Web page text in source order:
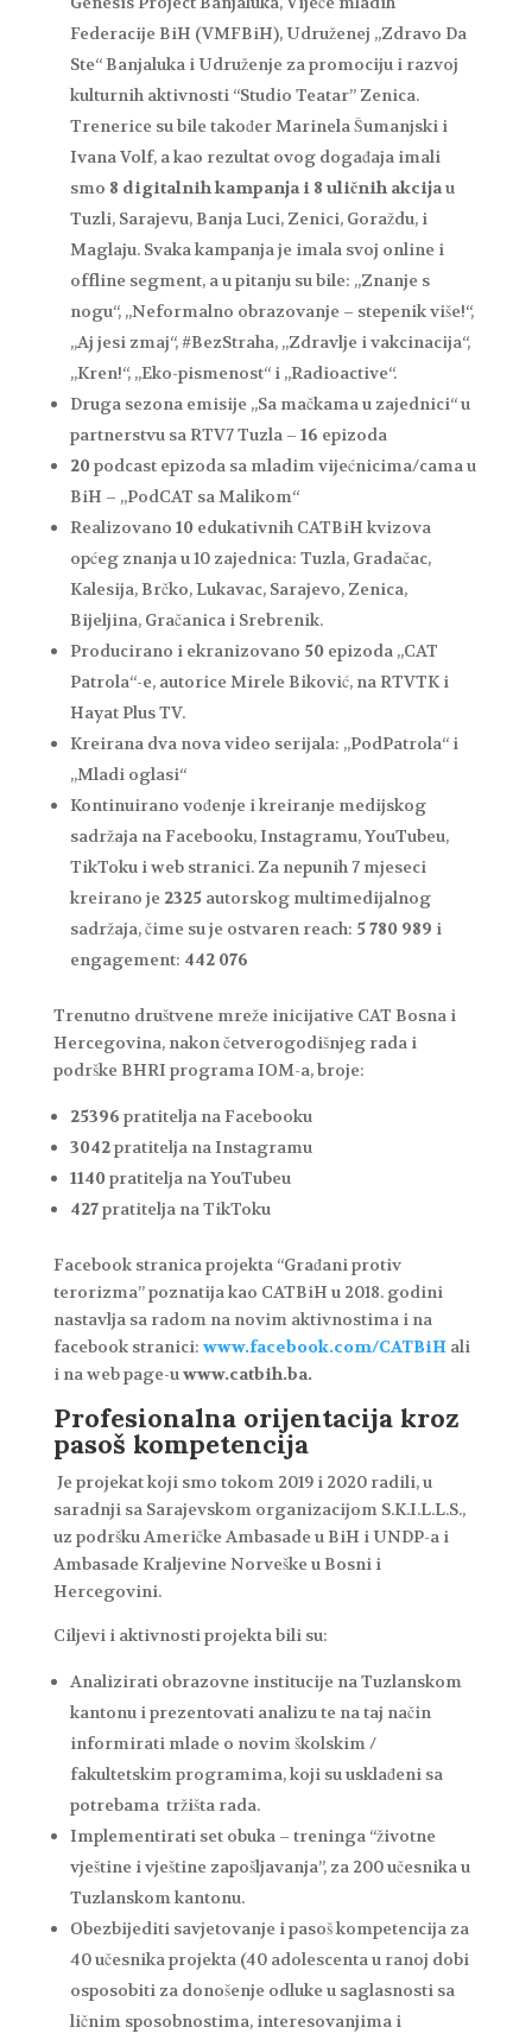
Federacije BiH (VMFBiH), Udruženej „Zdravo Da
Ste“ Banjaluka i Udruženje za promociju i razvoj
kulturnih aktivnosti “Studio Teatar” Zenica.
Trenerice su bile također Marinela Šumanjski i
Ivana Volf, a kao rezultat ovog događaja imali
smo 8 digitalnih kampanja i 8 uličnih akcijau
Tuzli, Sarajevu, Banja Luci, Zenici, Goraždu, i
Maglaju. Svaka kampanja je imala svoj online i
offline segment, a u pitanju su bile: „Znanje s
nogu“, „Neformalno obrazovanje – stepenik više!“,
„Aj jesi zmaj“, #BezStraha, „Zdravlje i vakcinacija“,
„Kren!“, „Eko-pismenost“ i „Radioactive“.
Druga sezona emisije „Sa mačkama u zajednici“ u
partnerstvu sa RTV7 Tuzla – 16 epizoda
20podcast epizoda sa mladim vijećnicima/cama u
BiH – „PodCAT sa Malikom“
Realizovano 10edukativnih CATBiH kvizova
općeg znanja u 10 zajednica: Tuzla, Gradačac,
Kalesija, Brčko, Lukavac, Sarajevo, Zenica,
Bijeljina, Gračanica i Srebrenik.
Producirano i ekranizovano 50epizoda „CAT
Patrola“-e, autorice Mirele Biković, na RTVTK i
Hayat Plus TV.
Kreirana dva nova video serijala: „PodPatrola“ i
„Mladi oglasi“
Kontinuirano vođenje i kreiranje medijskog
sadržaja na Facebooku, Instagramu, YouTubeu,
TikToku i web stranici. Za nepunih 7 mjeseci
kreirano je 2325 autorskog multimedijalnog
sadržaja, čime su je ostvaren reach: 5 780 989 i
engagement: 442 076
Trenutno društvene mreže inicijative CAT Bosna i
Hercegovina, nakon četverogodišnjeg rada i
podrške BHRI programa IOM-a, broje:
25396 pratitelja na Facebooku
3042pratitelja na Instagramu
1140pratitelja na YouTubeu
427pratitelja na TikToku
Facebook stranica projekta “Građani protiv
terorizma” poznatija kao CATBiH u 2018. godini
nastavlja sa radom na novim aktivnostima i na
facebook stranici: www.facebook.com/CATBiH ali
i na web page-uwww.catbih.ba.
Profesionalna orijentacija kroz
pasoš kompetencija
Je projekat koji smo tokom 2019 i 2020 radili, u
saradnji sa Sarajevskom organizacijom S.K.I.L.L.S.,
uz podršku Američke Ambasade u BiH i UNDP-a i
Ambasade Kraljevine Norveške u Bosni i
Hercegovini.
Ciljevi i aktivnosti projekta bili su:
Analizirati obrazovne institucije na Tuzlanskom
kantonu i prezentovati analizu te na taj način
informirati mlade o novim školskim /
fakultetskim programima, koji su usklađeni sa
potrebama tržišta rada.
Implementirati set obuka – treninga “životne
vještine i vještine zapošljavanja”, za 200 učesnika u
Tuzlanskom kantonu.
Obezbijediti savjetovanje i pasoš kompetencija za
40 učesnika projekta (40 adolescenta u ranoj dobi
osposobiti za donošenje odluke u saglasnosti sa
ličnim sposobnostima, interesovanjima i